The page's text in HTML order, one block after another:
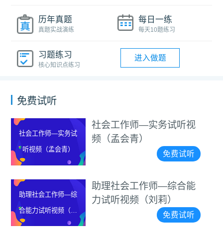
历年真题
真题实战演练
每日一练
每天10题练习
习题练习
核心知识点练习
进入做题
免费试听
社会工作师—实务试
听视频（孟会青）
社会工作师—实务试听视
频（孟会青）
免费试听
助理社会工作师—综
合能力试听视频（刘
莉）
助理社会工作师—综合能
力试听视频（刘莉）
免费试听